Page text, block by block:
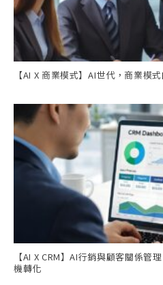
【AI X 商業模式】AI世代，商業模
【AI X CRM】AI行銷與顧客關係管
機轉化